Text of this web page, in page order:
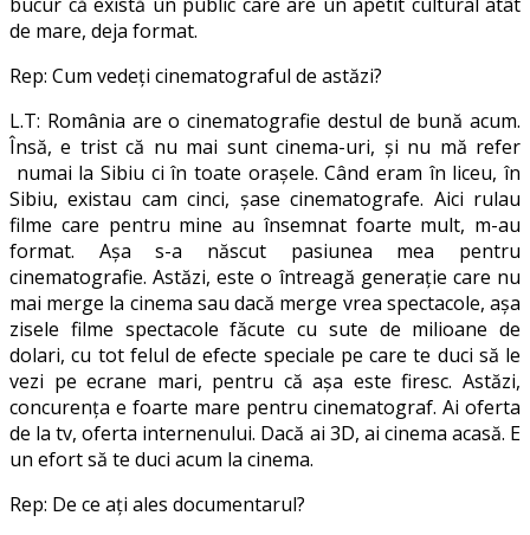
de mare, deja format.
Rep: Cum vedeţi cinematograful de astăzi?
L.T: România are o cinematografie destul de bună acum.
Însă, e trist că nu mai sunt cinema-uri, și nu mă refer
numai la Sibiu ci în toate orașele. Când eram în liceu, în
Sibiu, existau cam cinci, şase cinematografe. Aici rulau
filme care pentru mine au însemnat foarte mult, m-au
format. Aşa s-a născut pasiunea mea pentru
cinematografie. Astăzi, este o întreagă generaţie care nu
mai merge la cinema sau dacă merge vrea spectacole, așa
zisele filme spectacole făcute cu sute de milioane de
dolari, cu tot felul de efecte speciale pe care te duci să le
vezi pe ecrane mari, pentru că așa este firesc. Astăzi,
concurenţa e foarte mare pentru cinematograf. Ai oferta
de la tv, oferta internenului. Dacă ai 3D, ai cinema acasă. E
un efort să te duci acum la cinema.
Rep: De ce aţi ales documentarul?